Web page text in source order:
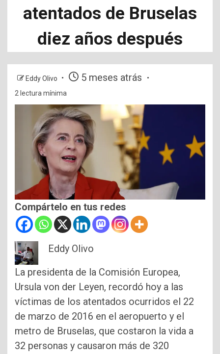
atentados de Bruselas
diez años después
Eddy Olivo 5 meses atrás
2 lectura mínima
Compártelo en tus redes
Eddy Olivo
La presidenta de la Comisión Europea,
Ursula von der Leyen, recordó hoy a las
víctimas de los atentados ocurridos el 22
de marzo de 2016 en el aeropuerto y el
metro de Bruselas, que costaron la vida a
32 personas y causaron más de 320